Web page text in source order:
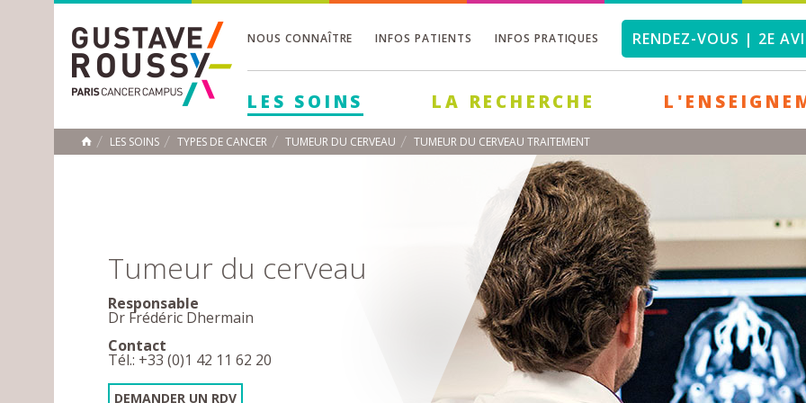
NOUS CONNAÎTRE INFOS PATIENTS INFOS PRATIQUES RENDEZ-VOUS | 2E
LES SOINS LA RECHERCHE
ACCUEIL
LES SOINS TYPES DE CANCER TUMEUR DU CERVEAU TUMEUR DU CERVEAU TRAITEMENT
Tumeur du cerveau
Responsable
Dr Frédéric Dhermain
Contact
Tél.: +33 (0)1 42 11 62 20
DEMANDER UN RDV